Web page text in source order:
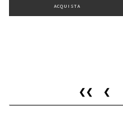
ACQUISTA
❮❮ ❮